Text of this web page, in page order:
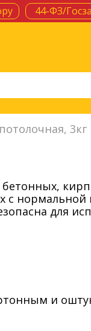
44-ФЗ/
3кг
бетонных,
с нормальной
для
и